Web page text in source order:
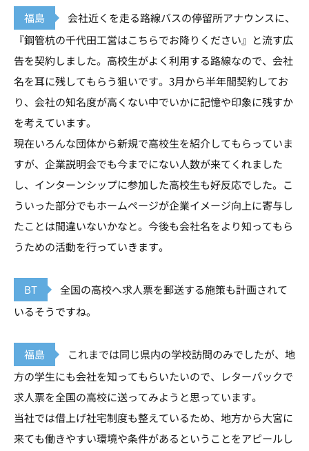
福島
会社近くを走る路線バスの停留所アナウンスに、
『鋼管杭の千代田工営はこちらでお降りください』と流す広
告を契約しました。高校生がよく利用する路線なので、会社
名を耳に残してもらう狙いです。3月から半年間契約してお
り、会社の知名度が高くない中でいかに記憶や印象に残すか
を考えています。
現在いろんな団体から新規で高校生を紹介してもらっていま
すが、企業説明会でも今までにない人数が来てくれました
し、インターンシップに参加した高校生も好反応でした。こ
ういった部分でもホームページが企業イメージ向上に寄与し
たことは間違いないかなと。今後も会社名をより知ってもら
うための活動を行っていきます。
BT
全国の高校へ求人票を郵送する施策も計画されて
いるそうですね。
福島
これまでは同じ県内の学校訪問のみでしたが、地
方の学生にも会社を知ってもらいたいので、レターパックで
求人票を全国の高校に送ってみようと思っています。
当社では借上げ社宅制度も整えているため、地方から大宮に
来ても働きやすい環境や条件があるということをアピールし